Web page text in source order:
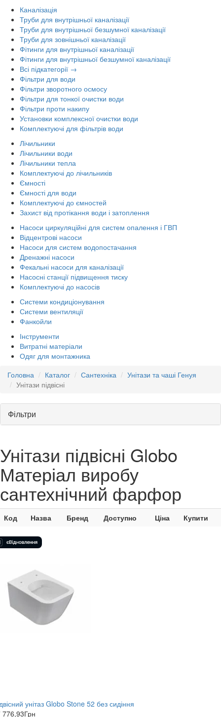
Каналізація
Труби для внутрішньої каналізації
Труби для внутрішньої безшумної каналізації
Труби для зовнішньої каналізації
Фітинги для внутрішньої каналізації
Фітинги для внутрішньої безшумної каналізації
Всі підкатегорії →
Фільтри для води
Фільтри зворотного осмосу
Фільтри для тонкої очистки води
Фільтри проти накипу
Установки комплексної очистки води
Комплектуючі для фільтрів води
Лічильники
Лічильники води
Лічильники тепла
Комплектуючі до лічильників
Ємності
Ємності для води
Комплектуючі до ємностей
Захист від протікання води і затоплення
Насоси циркуляційні для систем опалення і ГВП
Відцентрові насоси
Насоси для систем водопостачання
Дренажні насоси
Фекальні насоси для каналізації
Насосні станції підвищення тиску
Комплектуючі до насосів
Системи кондиціонування
Системи вентиляції
Фанкойли
Інструменти
Витратні матеріали
Одяг для монтажника
Головна
Каталог Сантехніка
Унітази та чаші Генуя
Унітази підвісні
Фільтри
Унітази підвісні Globo
Матеріал виробу
сантехнічний фарфор
Код Назва Бренд Доступно Ціна Купити
унітаз Globo Stone 52 без сидіння
776,93Грн